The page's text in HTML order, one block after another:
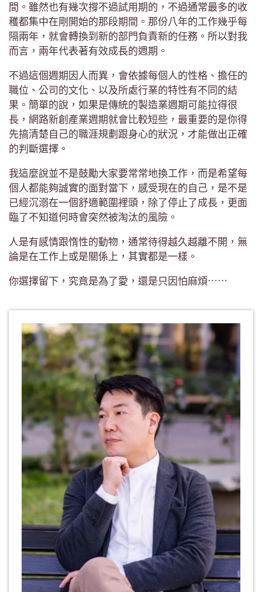
間。雖然也有幾次撐不過試用期的，不過通常最多的收
穫都集中在剛開始的那段期間。那份八年的工作幾乎每
隔兩年，就會轉換到新的部門負責新的任務。所以對我
而言，兩年代表著有效成長的週期。
不過這個週期因人而異，會依據每個人的性格、擔任的
職位、公司的文化、以及所處行業的特性有不同的結
果。簡單的說，如果是傳統的製造業週期可能拉得很
長，網路新創產業週期就會比較短些，最重要的是你得
先搞清楚自己的職涯規劃跟身心的狀況，才能做出正確
的判斷選擇。
我這麼說並不是鼓勵大家要常常地換工作，而是希望每
個人都能夠誠實的面對當下，感受現在的自己，是不是
已經沉溺在一個舒適範圍裡頭，除了停止了成長，更面
臨了不知道何時會突然被淘汰的風險。
人是有感情跟惰性的動物，通常待得越久越離不開，無
論是在工作上或是關係上，其實都是一樣。
你選擇留下，究竟是為了愛，還是只因怕麻煩⋯⋯